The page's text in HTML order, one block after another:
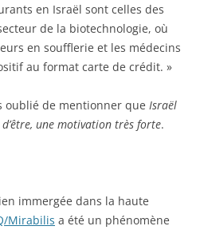
en Israël sont celles des
de la biotechnologie, où
en soufflerie et les médecins
au format carte de crédit. »
oublié de mentionner que Israël
une motivation très forte.
immergée dans la haute
Mirabilis a été un phénomène